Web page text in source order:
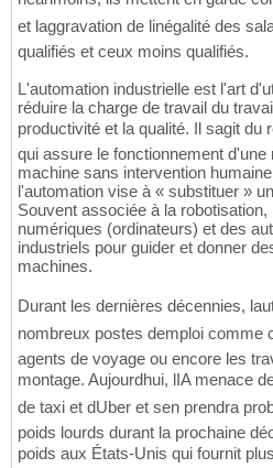
et laggravation de linégalité des
qualifiés et ceux moins qualifiés.
L'automation industrielle est l'art
réduire la charge de travail du
productivité et la qualité. Il sagit
qui assure le fonctionnement
machine sans intervention
l'automation vise à « substituer »
Souvent associée à la
numériques (ordinateurs) et des
industriels pour guider et donner
machines.
Durant les dernières décennies,
nombreux postes demploi
agents de voyage ou encore les
montage. Aujourdhui, lIA menace
de taxi et dUber et sen prendra
poids lourds durant la prochaine
poids aux États-Unis qui fournit